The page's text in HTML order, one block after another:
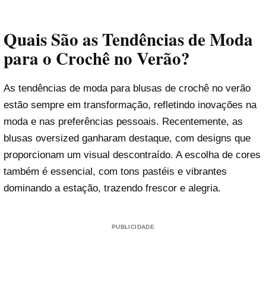
Quais São as Tendências de Moda
para o Crochê no Verão?
As tendências de moda para blusas de crochê no verão
estão sempre em transformação, refletindo inovações na
moda e nas preferências pessoais. Recentemente, as
blusas oversized ganharam destaque, com designs que
proporcionam um visual descontraído. A escolha de cores
também é essencial, com tons pastéis e vibrantes
dominando a estação, trazendo frescor e alegria.
PUBLICIDADE